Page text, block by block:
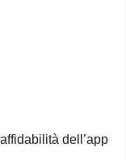
dell’app